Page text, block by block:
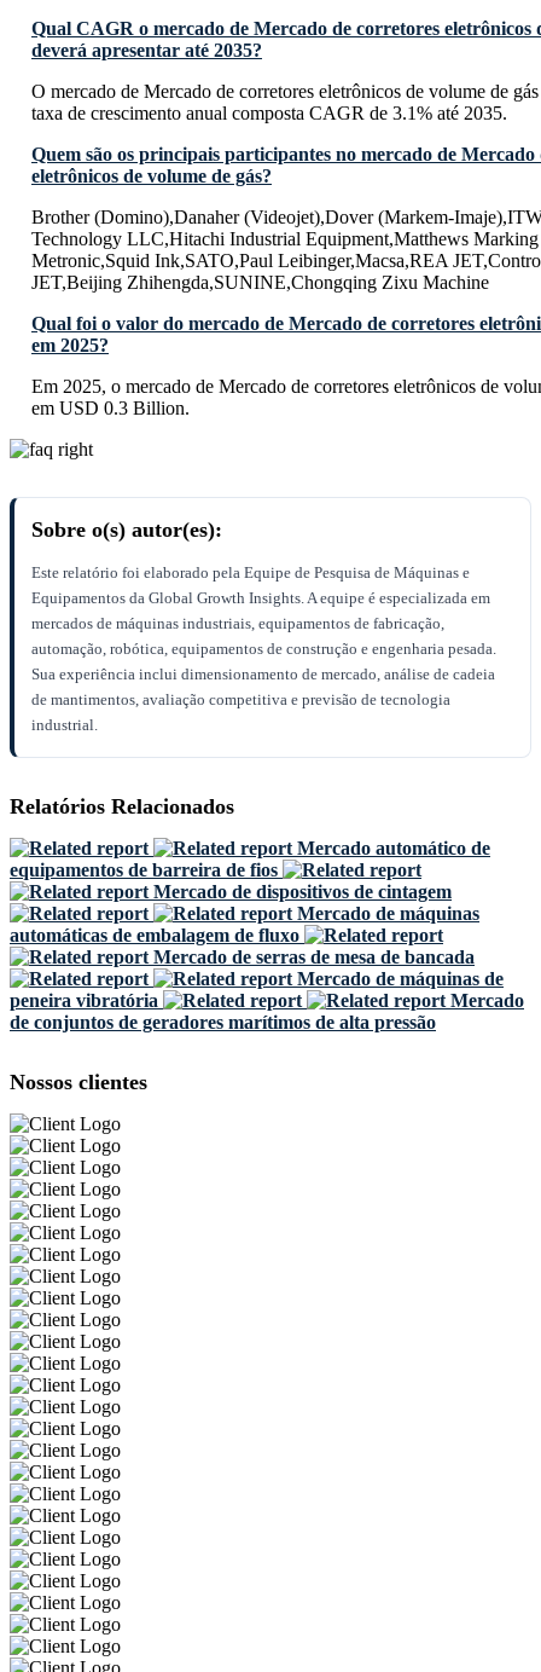
Qual CAGR o mercado de Mercado de corretores eletrônicos
deverá apresentar até 2035?
O mercado de Mercado de corretores eletrônicos de volume de
taxa de crescimento anual composta CAGR de 3.1% até 2035.
Quem são os principais participantes no mercado de Mercado
eletrônicos de volume de gás?
Brother (Domino),Danaher (Videojet),Dover (Markem-
Technology LLC,Hitachi Industrial Equipment,Matthews
Metronic,Squid Ink,SATO,Paul Leibinger,Macsa,REA
JET,Beijing Zhihengda,SUNINE,Chongqing Zixu Machine
Qual foi o valor do mercado de Mercado de corretores
em 2025?
Em 2025, o mercado de Mercado de corretores eletrônicos de
em USD 0.3 Billion.
Sobre o(s) autor(es):
Este relatório foi elaborado pela Equipe de Pesquisa de Máquinas e
Equipamentos da Global Growth Insights. A equipe é especializada em
mercados de máquinas industriais, equipamentos de fabricação,
automação, robótica, equipamentos de construção e engenharia pesada.
Sua experiência inclui dimensionamento de mercado, análise de cadeia
de mantimentos, avaliação competitiva e previsão de tecnologia
industrial.
Relatórios Relacionados
Mercado automático de
equipamentos de barreira de fios
Mercado de dispositivos de cintagem
Mercado de máquinas
automáticas de embalagem de fluxo
Mercado de serras de mesa de bancada
Mercado de máquinas de
peneira vibratória
Mercado
de conjuntos de geradores marítimos de alta pressão
Nossos clientes